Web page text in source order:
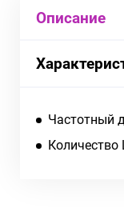
Описание
Частотный
Количество